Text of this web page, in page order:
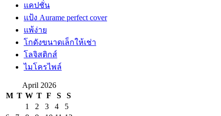
แคปชั่น
แป้ง Aurame perfect cover
แพ้ง่าย
โกดังขนาดเล็กให้เช่า
โลจิสติกส์
ไมโครไพล์
April 2026
M T W T F S
S
1
2 3 4
5